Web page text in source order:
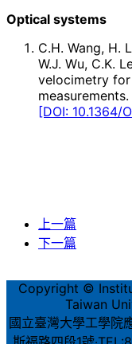
Optical systems
C.H. Wang, H.
W.J. Wu, C.K.
velocimetry
measurements.
[DOI: 10.1364/
上一篇
下一篇
Copyright ©
Taiwan
國立臺灣大學工學院